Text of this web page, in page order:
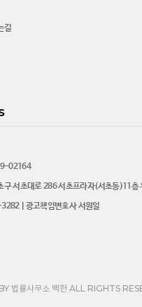
길
02164
구 서초대로 286 서초프라자(서초동)11
| 광고책임변호사 서원일
법률사무소 백헌 ALL RIGHTS